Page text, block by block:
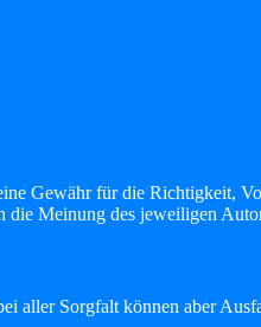
Gewähr für die Richtigkeit,
Meinung des jeweiligen
Sorgfalt können aber